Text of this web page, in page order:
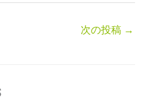
次の投稿 →